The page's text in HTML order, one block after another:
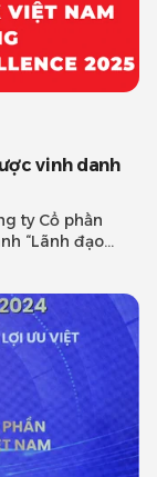
vinh danh
ty Cổ phần
“Lãnh đạo